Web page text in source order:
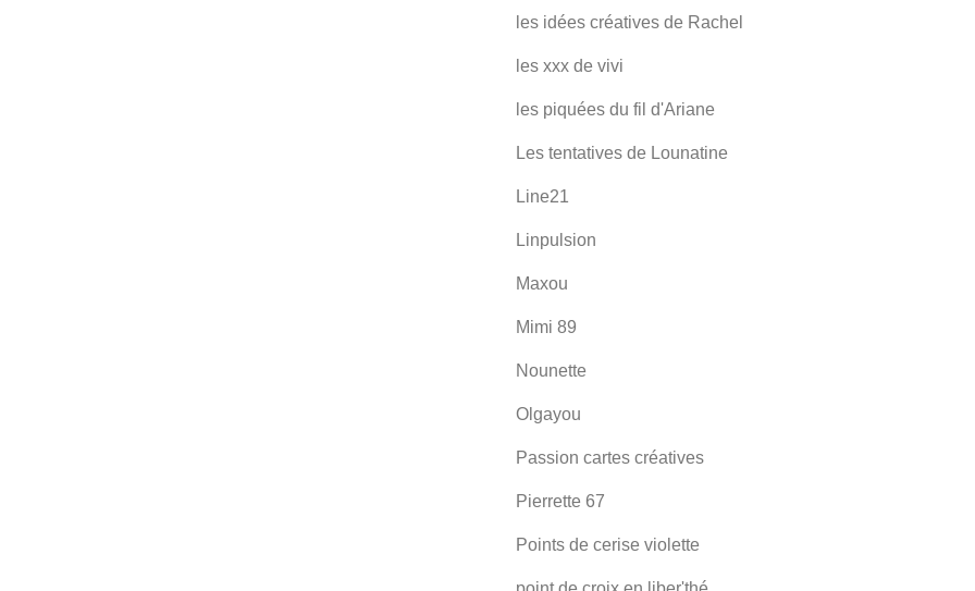
les idées créatives de Rachel
les xxx de vivi
les piquées du fil d'Ariane
Les tentatives de Lounatine
Line21
Linpulsion
Maxou
Mimi 89
Nounette
Olgayou
Passion cartes créatives
Pierrette 67
Points de cerise violette